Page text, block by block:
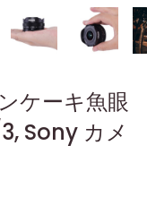
ケーキ魚眼
Sony カメ